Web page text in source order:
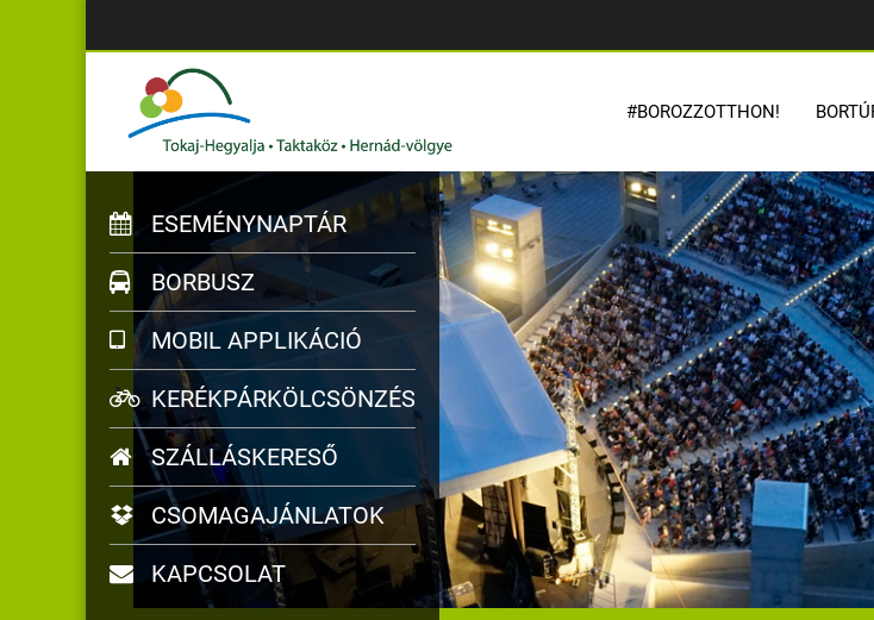
#BOROZZOTTHON!
ESEMÉNYNAPTÁR
BORBUSZ
MOBIL APPLIKÁCIÓ
KERÉKPÁRKÖLCSÖNZÉS
SZÁLLÁSKERESŐ
CSOMAGAJÁNLATOK
KAPCSOLAT